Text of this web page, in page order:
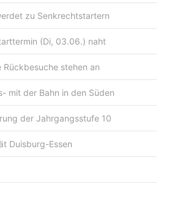
zu Senkrechtstartern
(Di, 03.06.) naht
Rückbesuche stehen an
mit der Bahn in den Süden
der Jahrgangsstufe 10
Duisburg-Essen